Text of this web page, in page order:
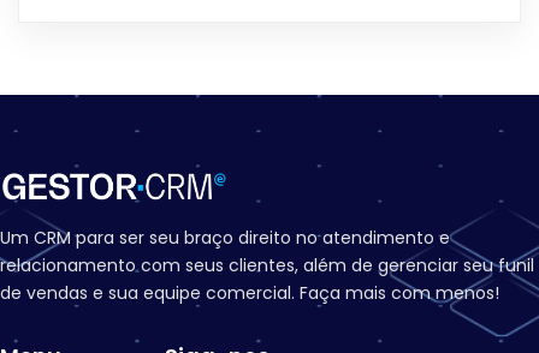
Um CRM para ser seu braço direito no atendimento e
relacionamento com seus clientes, além de gerenciar seu funil
de vendas e sua equipe comercial. Faça mais com menos!